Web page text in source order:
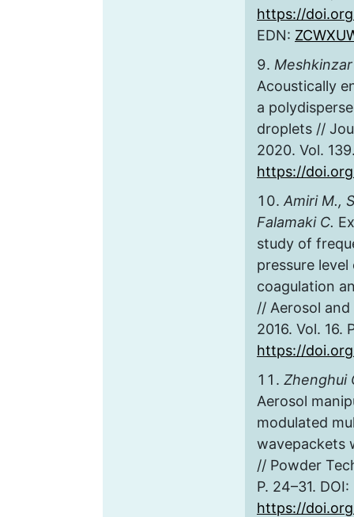
https://
EDN:
Acoustically
a
droplets //
2020. Vol.
https://
Amiri M.,
Falamaki C.
study of
pressure
coagulation
// Aerosol and
2016. Vol. 16.
https://
Zhenghui
Aerosol
modulated
wavepackets
// Powder
P. 24–31. DOI:
https://